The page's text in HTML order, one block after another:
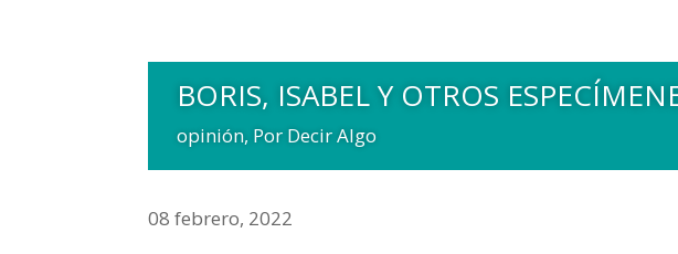
BORIS, ISABEL Y OTROS
opinión, Por Decir Algo
08 febrero, 2022